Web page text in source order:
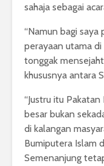
sahaja sebagai
“Namun bagi saya
perayaan utama
tonggak
khususnya antara
“Justru itu
besar bukan
di kalangan
Bumiputera Islam
Semenanjung